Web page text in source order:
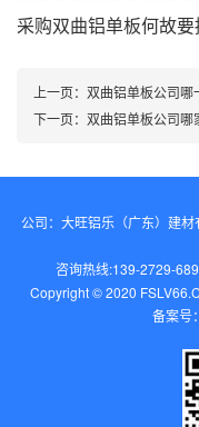
采购双曲铝单板何故
上一页： 双曲铝单板公司哪
下一页： 双曲铝单板公司哪
公司：大旺铝乐（广东）建
咨询热线:139-2729-
Copyright © 2020
备案号：